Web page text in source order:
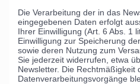
Die Verarbeitung der in das
eingegebenen Daten erfolgt
Ihrer Einwilligung (Art. 6 Abs. 1
Einwilligung zur Speicherung
sowie deren Nutzung zum
Sie jederzeit widerrufen, etwa
Newsletter. Die Rechtmäßigkeit
Datenverarbeitungsvorgänge